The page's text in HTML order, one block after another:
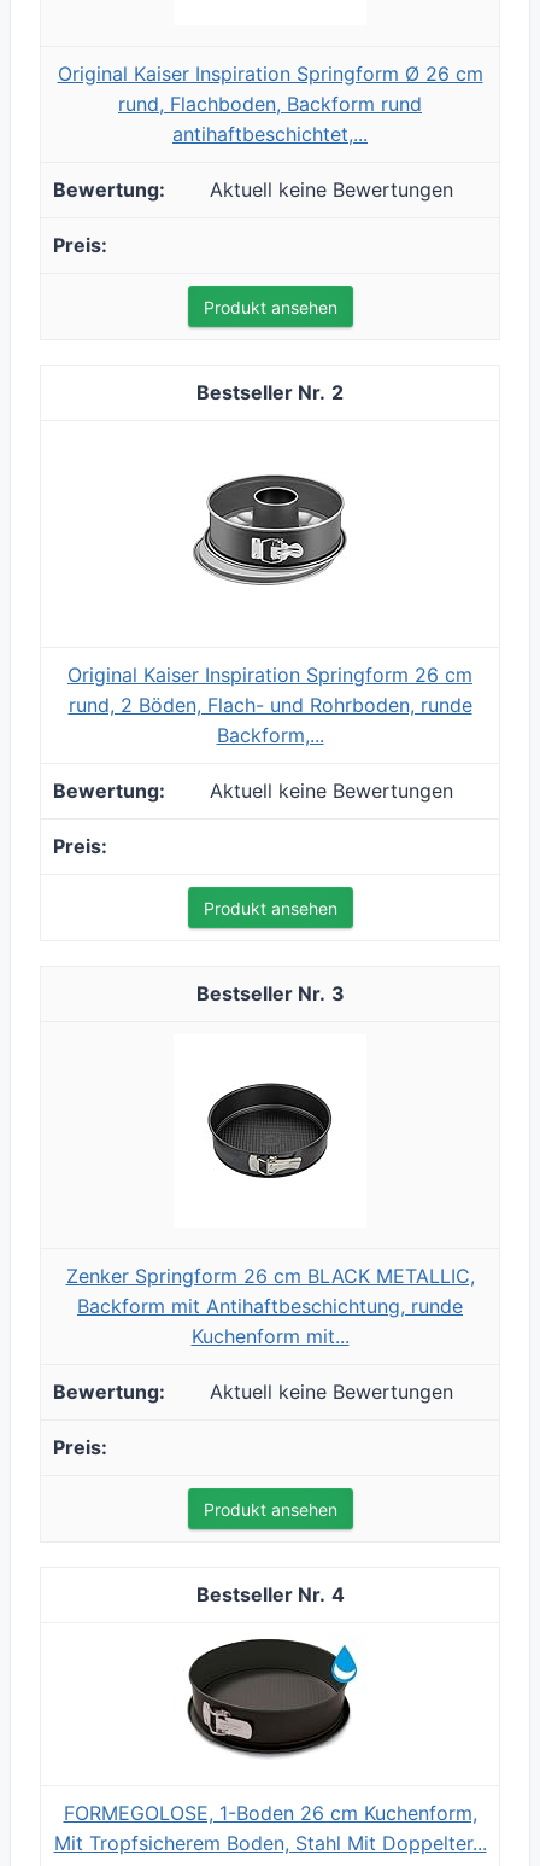
Original Kaiser Inspiration Springform Ø 26 cm
rund, Flachboden, Backform rund
antihaftbeschichtet,...
Aktuell keine Bewertungen
Produkt ansehen
2
Original Kaiser Inspiration Springform 26 cm
rund, 2 Böden, Flach- und Rohrboden, runde
Backform,...
Aktuell keine Bewertungen
Produkt ansehen
3
Zenker Springform 26 cm BLACK METALLIC,
Backform mit Antihaftbeschichtung, runde
Kuchenform mit...
Aktuell keine Bewertungen
Produkt ansehen
4
FORMEGOLOSE, 1-Boden 26 cm Kuchenform,
Mit Tropfsicherem Boden, Stahl Mit Doppelter...